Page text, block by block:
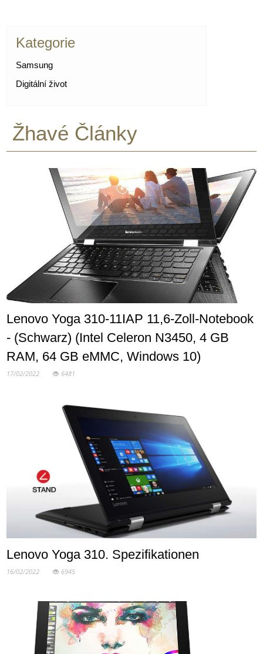
Kategorie
Samsung
Digitální život
Žhavé Články
Lenovo Yoga 310-11IAP 11,6-Zoll-Notebook
- (Schwarz) (Intel Celeron N3450, 4 GB
RAM, 64 GB eMMC, Windows 10)
17/02/2022 6481
Lenovo Yoga 310. Spezifikationen
16/02/2022 6945